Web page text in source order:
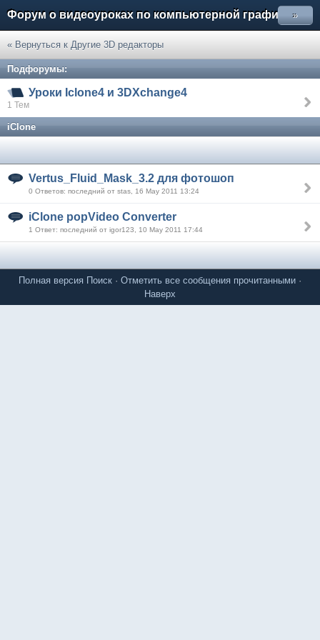
Форум о видеоуроках по компьютерной графике »
« Вернуться к Другие 3D редакторы
Подфорумы:
Уроки Iclone4 и 3DXchange4
1 Тем
iClone
Vertus_Fluid_Mask_3.2 для фотошоп
0 Ответов: последний от stas, 16 May 2011 13:24
iClone popVideo Converter
1 Ответ: последний от igor123, 10 May 2011 17:44
Полная версия Поиск · Отметить все сообщения прочитанными ·
Наверх